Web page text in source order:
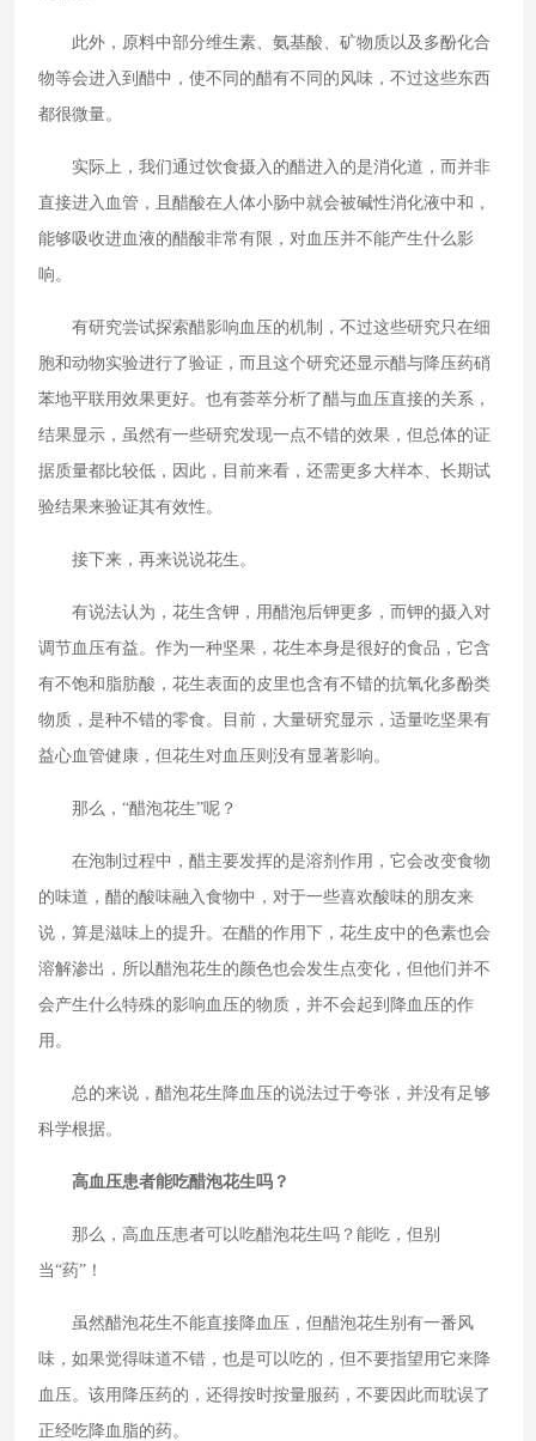
此外，原料中部分维生素、氨基酸、矿物质以及多酚化合
物等会进入到醋中，使不同的醋有不同的风味，不过这些东西
都很微量。
实际上，我们通过饮食摄入的醋进入的是消化道，而并非
直接进入血管，且醋酸在人体小肠中就会被碱性消化液中和，
能够吸收进血液的醋酸非常有限，对血压并不能产生什么影
响。
有研究尝试探索醋影响血压的机制，不过这些研究只在细
胞和动物实验进行了验证，而且这个研究还显示醋与降压药硝
苯地平联用效果更好。也有荟萃分析了醋与血压直接的关系，
结果显示，虽然有一些研究发现一点不错的效果，但总体的证
据质量都比较低，因此，目前来看，还需更多大样本、长期试
验结果来验证其有效性。
接下来，再来说说花生。
有说法认为，花生含钾，用醋泡后钾更多，而钾的摄入对
调节血压有益。作为一种坚果，花生本身是很好的食品，它含
有不饱和脂肪酸，花生表面的皮里也含有不错的抗氧化多酚类
物质，是种不错的零食。目前，大量研究显示，适量吃坚果有
益心血管健康，但花生对血压则没有显著影响。
那么，“醋泡花生”呢？
在泡制过程中，醋主要发挥的是溶剂作用，它会改变食物
的味道，醋的酸味融入食物中，对于一些喜欢酸味的朋友来
说，算是滋味上的提升。在醋的作用下，花生皮中的色素也会
溶解渗出，所以醋泡花生的颜色也会发生点变化，但他们并不
会产生什么特殊的影响血压的物质，并不会起到降血压的作
用。
总的来说，醋泡花生降血压的说法过于夸张，并没有足够
科学根据。
高血压患者能吃醋泡花生吗？
那么，高血压患者可以吃醋泡花生吗？能吃，但别
当“药”！
虽然醋泡花生不能直接降血压，但醋泡花生别有一番风
味，如果觉得味道不错，也是可以吃的，但不要指望用它来降
血压。该用降压药的，还得按时按量服药，不要因此而耽误了
正经吃降血脂的药。